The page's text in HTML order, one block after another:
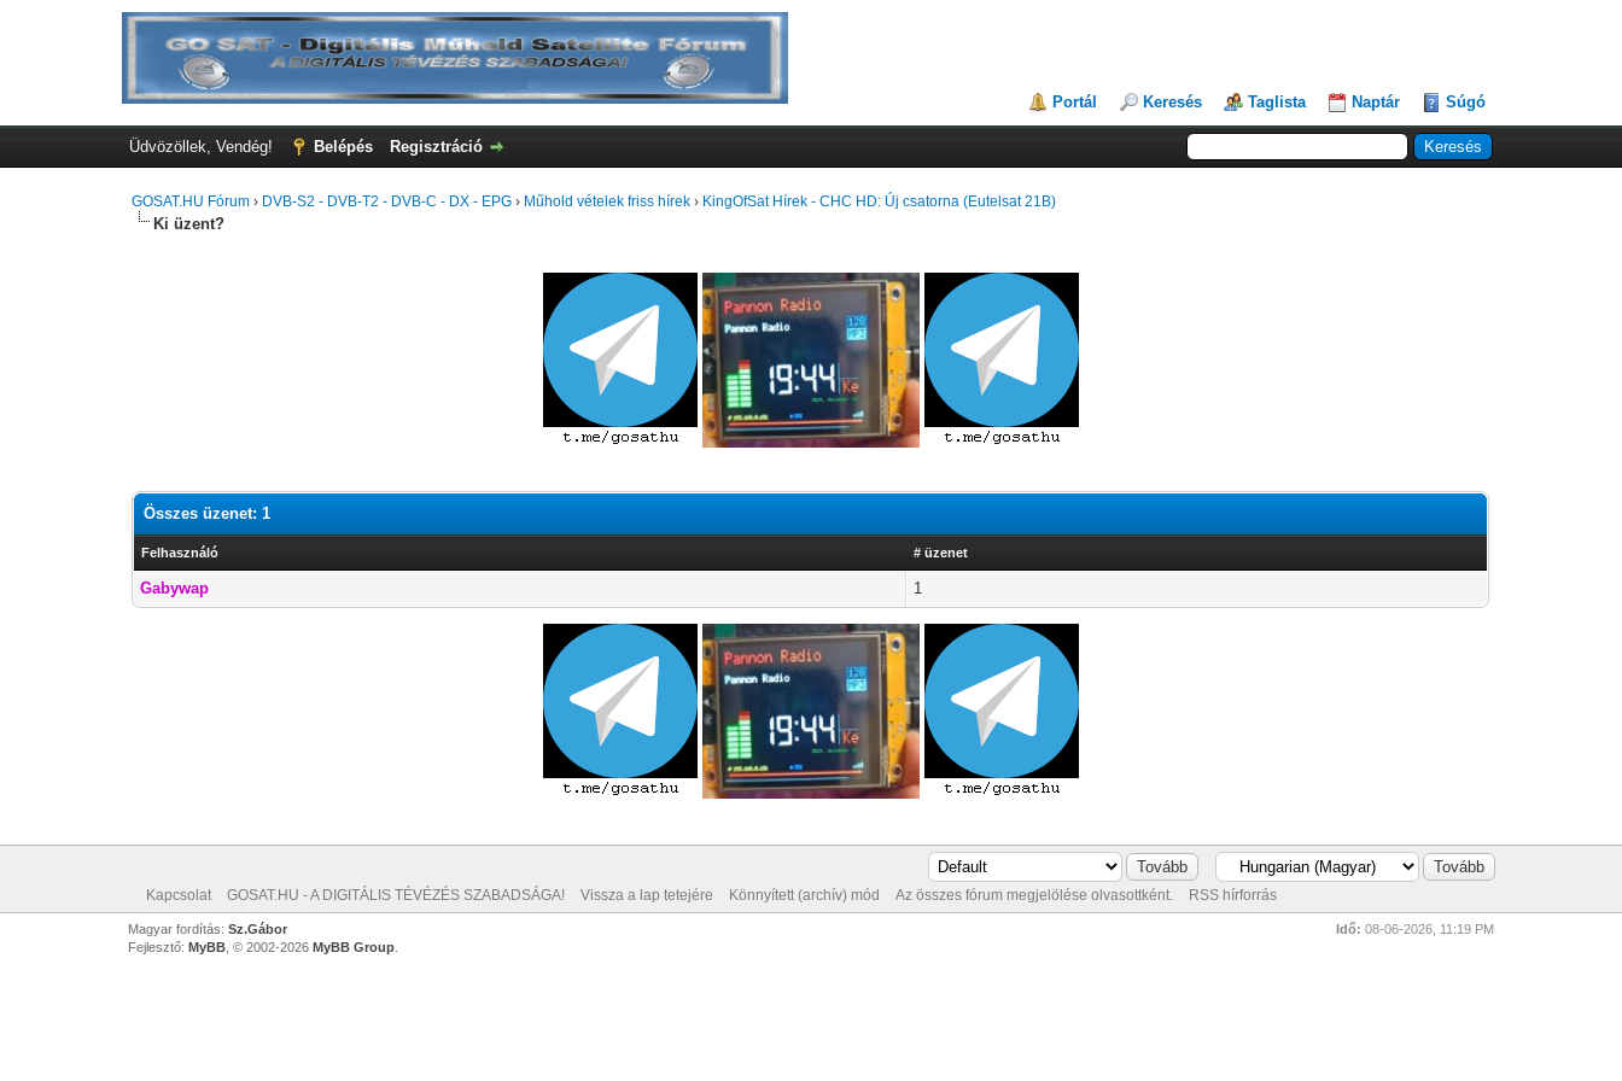
Portál Keresés Taglista Naptár Súgó
Üdvözöllek, Vendég! Belépés Regisztráció
GOSAT.HU Fórum › DVB-S2 - DVB-T2 - DVB-C - DX - EPG › Műhold vételek friss hírek › KingOfSat Hírek - CHC HD: Új csatorna (Eutelsat 21B)
Ki üzent?
Összes üzenet: 1
Felhasználó # üzenet
Gabywap 1
Kapcsolat GOSAT.HU - A DIGITÁLIS TÉVÉZÉS SZABADSÁGA! Vissza a lap tetejére Könnyített (archív) mód Az összes fórum megjelölése olvasottként. RSS hírforrás
Idő: 08-06-2026, 11:19 PM
Magyar fordítás: Sz.Gábor
Fejlesztő: MyBB, © 2002-2026 MyBB Group.